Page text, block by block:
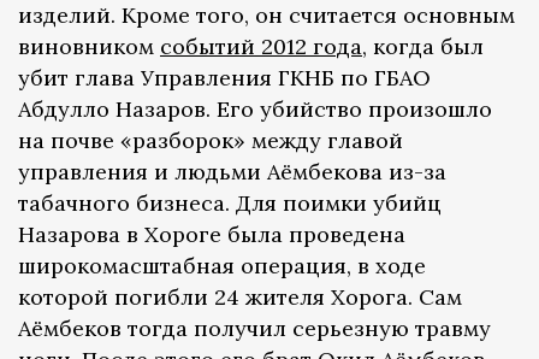
изделий. Кроме того, он считается основным
виновником событий 2012 года, когда был
убит глава Управления ГКНБ по ГБАО
Абдулло Назаров. Его убийство произошло
на почве «разборок» между главой
управления и людьми Аёмбекова из-за
табачного бизнеса. Для поимки убийц
Назарова в Хороге была проведена
широкомасштабная операция, в ходе
которой погибли 24 жителя Хорога. Сам
Аёмбеков тогда получил серьезную травму